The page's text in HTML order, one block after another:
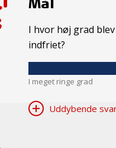
I hvor høj grad
indfriet?
I meget ringe grad
Uddybende